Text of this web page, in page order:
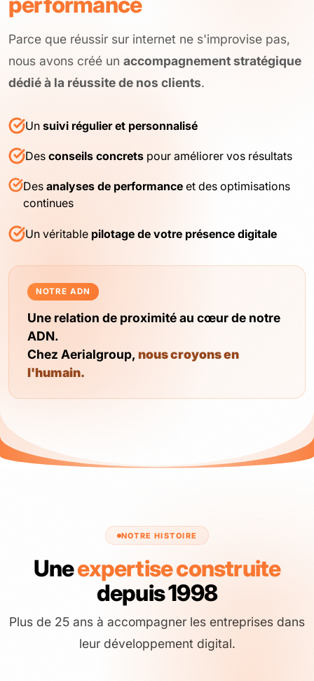
Parce que réussir sur internet ne s'improvise pas,
nous avons créé un accompagnement stratégique
dédié à la réussite de nos clients.
Un suivi régulier et personnalisé
Des conseils concrets pour améliorer vos résultats
Desanalyses de performance et des optimisations
continues
Un véritable pilotage de votre présence digitale
NOTRE ADN
Une relation de proximité au cœur de notre
ADN.
Chez Aerialgroup, nous croyons en
l'humain.
NOTRE HISTOIRE
Uneexpertise construite
depuis 1998
Plus de 25 ans à accompagner les entreprises dans
leur développement digital.